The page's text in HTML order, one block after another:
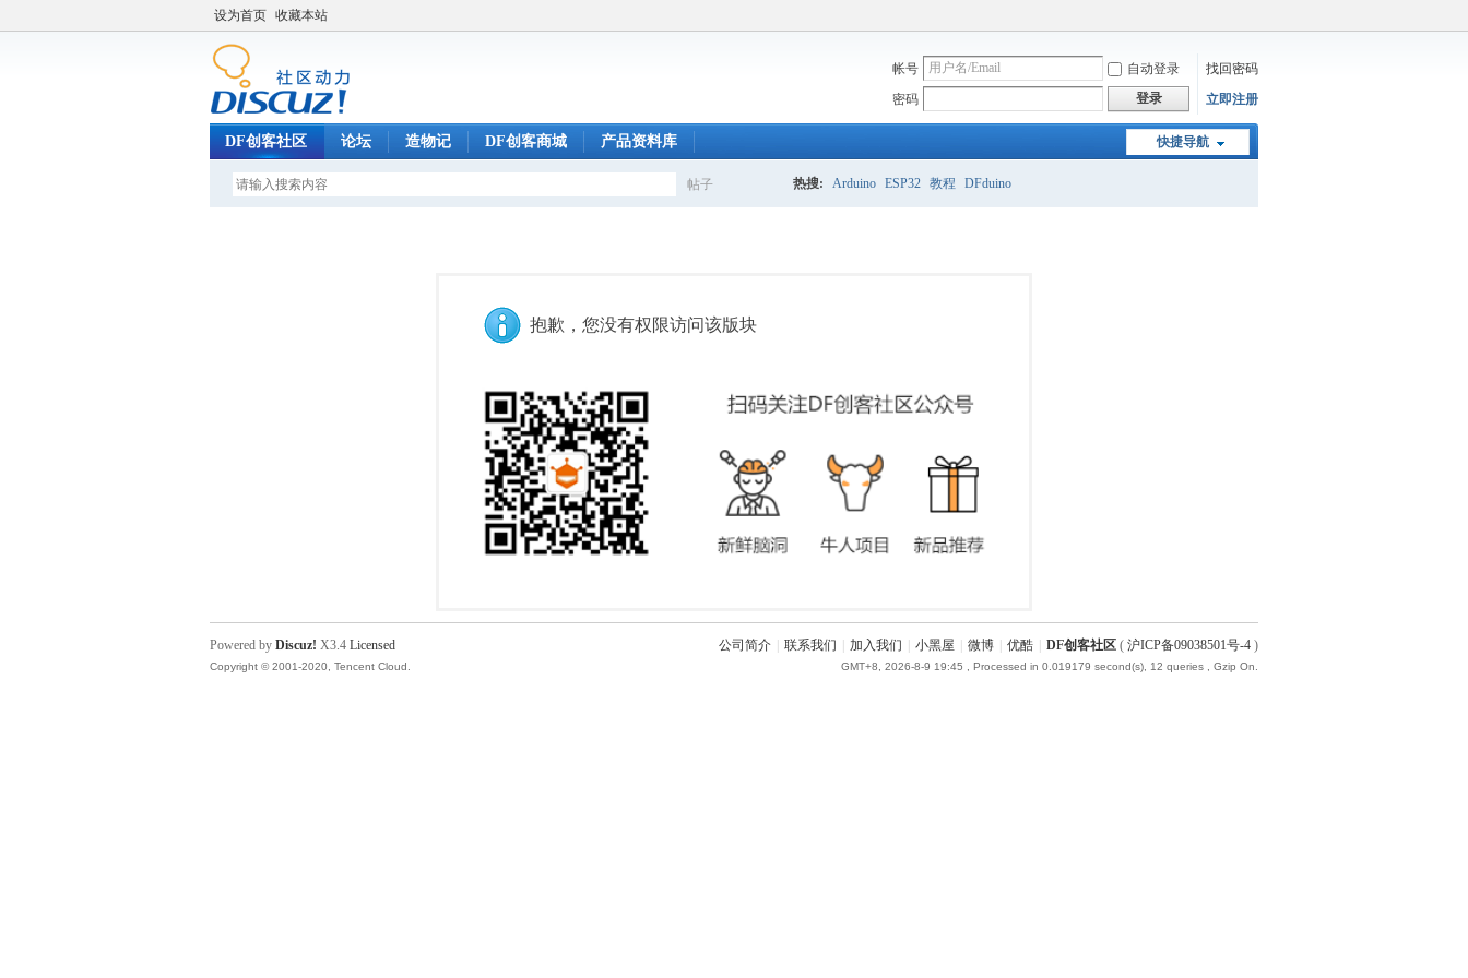
设为首页 收藏本站
帐号 自动登录
找回密码
密码
登录 立即注册
快捷导航
DF创客社区 论坛 造物记 DF创客商城 产品资料库
帖子 热搜: Arduino ESP32 教程 DFduino
抱歉，您没有权限访问该版块
公司简介 联系我们 加入我们 小黑屋 微博 优酷 DF创客社区 ( 沪ICP备09038501号-4 )
GMT+8, 2026-8-9 19:45 , Processed in 0.019179 second(s), 12 queries , Gzip On.
Powered by Discuz! X3.4 Licensed
Copyright © 2001-2020, Tencent Cloud.